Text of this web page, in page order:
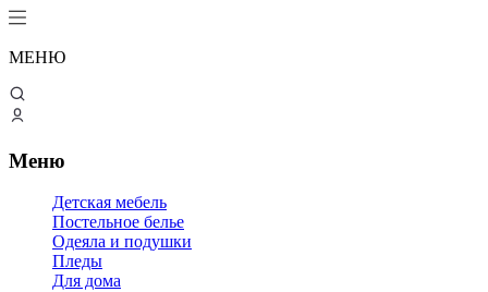
МЕНЮ
Меню
Детская мебель
Постельное белье
Одеяла и подушки
Пледы
Для дома